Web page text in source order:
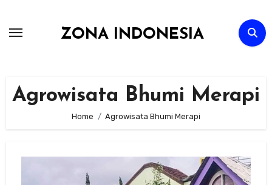
ZONA INDONESIA
Agrowisata Bhumi Merapi
Home Agrowisata Bhumi Merapi